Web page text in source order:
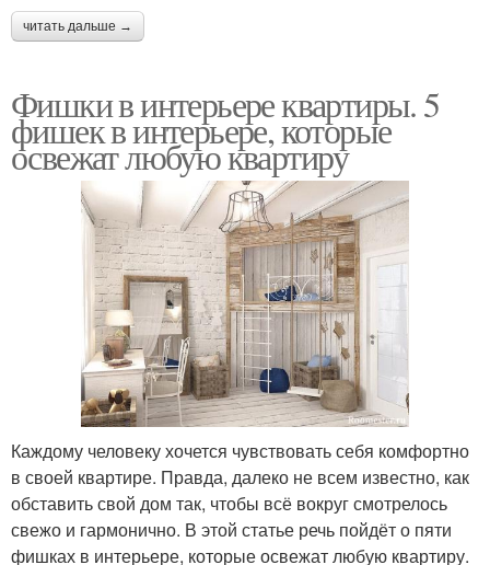
читать дальше →
Фишки в интерьере квартиры. 5
фишек в интерьере, которые
освежат любую квартиру
Каждому человеку хочется чувствовать себя комфортно
в своей квартире. Правда, далеко не всем известно, как
обставить свой дом так, чтобы всё вокруг смотрелось
свежо и гармонично. В этой статье речь пойдёт о пяти
фишках в интерьере, которые освежат любую квартиру.